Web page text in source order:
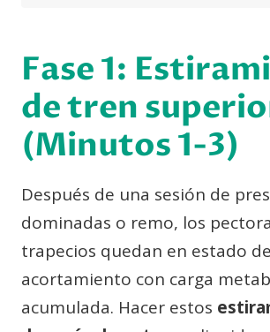
Fase 1:
de tren
(Minutos 1-3)
Después de una sesión de
dominadas o remo, los
trapecios quedan en estado de
acortamiento con carga
acumulada. Hacer estos